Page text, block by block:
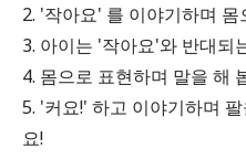
2. '작아요' 를 이야기하며 몸
3. 아이는 '작아요'와 반대되
4. 몸으로 표현하며 말을 해
5. '커요!' 하고 이야기하며
요!